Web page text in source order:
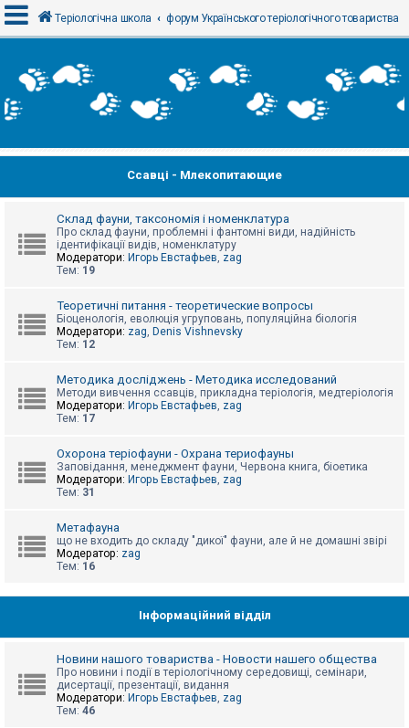
х
і
т
р
а
б
е
д
п
о
е
й
А
и
т
Теріологічна школа форум Українського теріологічного товариства
Ссавці - Млекопитающие
Склад фауни, таксономія і номенклатура
Про склад фауни, проблемні і фантомні види, надійність
ідентифікації видів, номенклатуру
Модератори: Игорь Евстафьев, zag
Тем: 19
Теоретичні питання - теоретические вопросы
Біоценологія, еволюція угруповань, популяційна біологія
Модератори: zag, Denis Vishnevsky
Тем: 12
Методика досліджень - Методика исследований
Методи вивчення ссавців, прикладна теріологія, медтеріологія
Модератори: Игорь Евстафьев, zag
Тем: 17
Охорона теріофауни - Охрана териофауны
Заповідання, менеджмент фауни, Червона книга, біоетика
Модератори: Игорь Евстафьев, zag
Тем: 31
Метафауна
що не входить до складу "дикої" фауни, але й не домашні звірі
Модератор: zag
Тем: 16
Інформаційний відділ
Новини нашого товариства - Новости нашего общества
Про новини і події в теріологічному середовищі, семінари,
дисертації, презентації, видання
Модератори: Игорь Евстафьев, zag
Тем: 46